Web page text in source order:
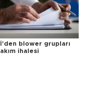
blower grupları
ihalesi